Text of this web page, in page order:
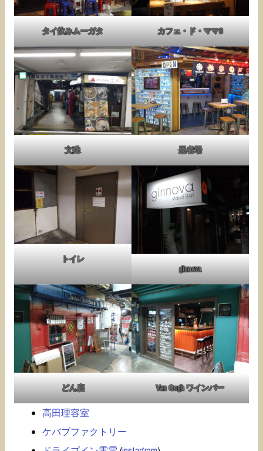
タイ飲みムーガタ カフェ・ド・ママ3
文殊 忍者場
トイレ
ginnova
どん底 Van Gogh ワインバー
高田理容室
ケバブファクトリー